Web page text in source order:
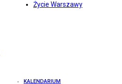
Życie Warszawy
KALENDARIUM